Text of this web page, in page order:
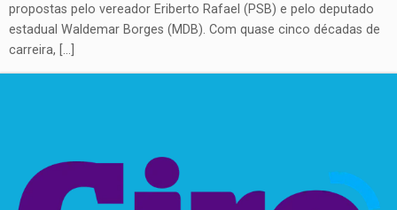
propostas pelo vereador Eriberto Rafael (PSB) e pelo deputado
estadual Waldemar Borges (MDB). Com quase cinco décadas de
carreira, […]